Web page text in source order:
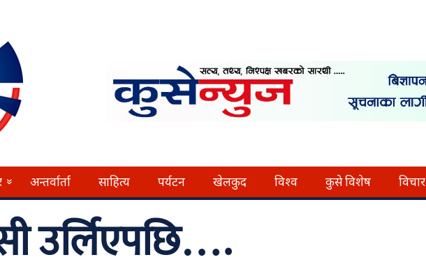
» अन्तर्वार्ता साहित्य पर्यटन खेलकुद विश्व कुसे विशेष विचार
उर्लिएपछि….